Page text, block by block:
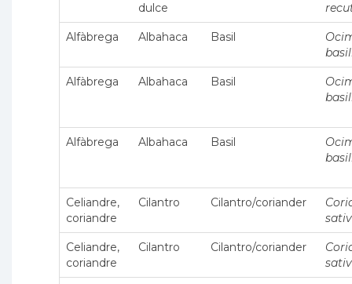
dulce
Alfàbrega Albahaca Basil
Alfàbrega Albahaca Basil
Alfàbrega Albahaca Basil
Celiandre,
coriandre
Cilantro Cilantro/coriander
Celiandre,
coriandre
Cilantro Cilantro/coriander